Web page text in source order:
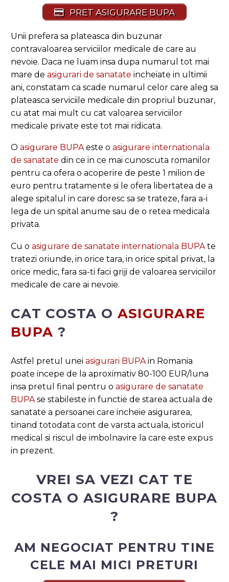
PRET ASIGURARE BUPA
Unii prefera sa plateasca din buzunar
contravaloarea serviciilor medicale de care au
nevoie. Daca ne luam insa dupa numarul tot mai
mare de asigurari de sanatate incheiate in ultimii
ani, constatam ca scade numarul celor care aleg sa
plateasca serviciile medicale din propriul buzunar,
cu atat mai mult cu cat valoarea serviciilor
medicale private este tot mai ridicata.
O asigurare BUPAeste o asigurare internationala
de sanatate din ce in ce mai cunoscuta romanilor
pentru ca ofera o acoperire de peste 1 milion de
euro pentru tratamente si le ofera libertatea de a
alege spitalul in care doresc sa se trateze, fara a-i
lega de un spital anume sau de o retea medicala
privata.
Cu o asigurare de sanatate internationala BUPA te
tratezi oriunde, in orice tara, in orice spital privat, la
orice medic, fara sa-ti faci griji de valoarea serviciilor
medicale de care ai nevoie.
CAT COSTA O ASIGURARE
BUPA ?
Astfel pretul unei asigurari BUPA in Romania
poate incepe de la aproximativ 80-100 EUR/luna
insa pretul final pentru o asigurare de sanatate
BUPA se stabileste in functie de starea actuala de
sanatate a persoanei care incheie asigurarea,
tinand totodata cont de varsta actuala, istoricul
medical si riscul de imbolnavire la care este expus
in prezent.
VREI SA VEZI CAT TE
COSTA O ASIGURARE BUPA
?
AM NEGOCIAT PENTRU TINE
CELE MAI MICI PRETURI